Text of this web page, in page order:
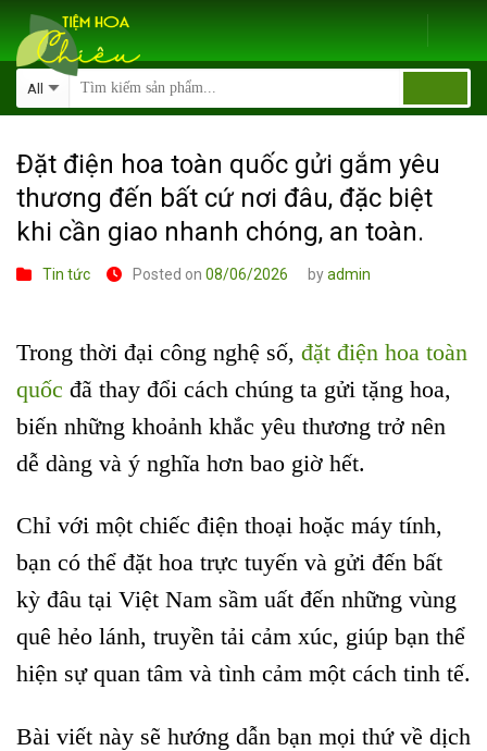
Skip
content
Đặt điện hoa toàn quốc gửi gắm yêu
thương đến bất cứ nơi đâu, đặc biệt
khi cần giao nhanh chóng, an toàn.
Tin tức Posted on 08/06/2026 byadmin
Trong thời đại công nghệ số, đặt điện hoa toàn
quốc đã thay đổi cách chúng ta gửi tặng hoa,
biến những khoảnh khắc yêu thương trở nên
dễ dàng và ý nghĩa hơn bao giờ hết.
Chỉ với một chiếc điện thoại hoặc máy tính,
bạn có thể đặt hoa trực tuyến và gửi đến bất
kỳ đâu tại Việt Nam sầm uất đến những vùng
quê hẻo lánh, truyền tải cảm xúc, giúp bạn thể
hiện sự quan tâm và tình cảm một cách tinh tế.
Bài viết này sẽ hướng dẫn bạn mọi thứ về dịch